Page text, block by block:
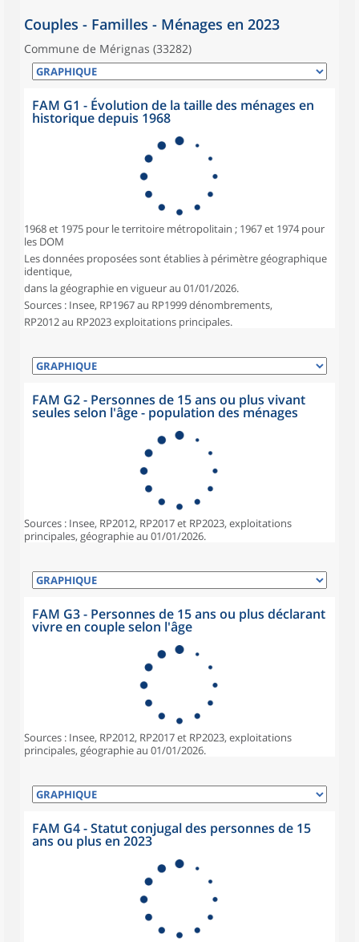
Couples - Familles - Ménages en 2023
Commune de Mérignas (33282)
FAM G1 - Évolution de la taille des ménages en
historique depuis 1968
1968 et 1975 pour le territoire métropolitain ; 1967 et 1974 pour
les DOM
Les données proposées sont établies à périmètre géographique
identique,
dans la géographie en vigueur au 01/01/2026.
Sources : Insee, RP1967 au RP1999 dénombrements,
RP2012 au RP2023 exploitations principales.
FAM G2 - Personnes de 15 ans ou plus vivant
seules selon l'âge - population des ménages
Sources : Insee, RP2012, RP2017 et RP2023, exploitations
principales, géographie au 01/01/2026.
FAM G3 - Personnes de 15 ans ou plus déclarant
vivre en couple selon l'âge
Sources : Insee, RP2012, RP2017 et RP2023, exploitations
principales, géographie au 01/01/2026.
FAM G4 - Statut conjugal des personnes de 15
ans ou plus en 2023